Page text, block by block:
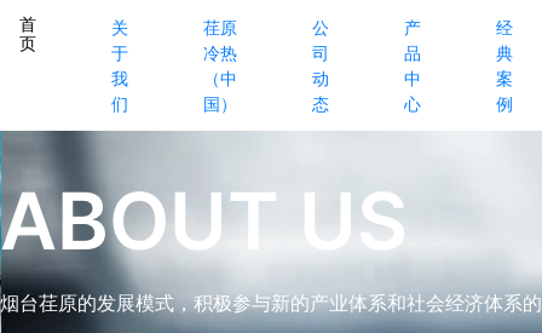
首
页
关
于
我
们
荏原
冷热
（中
国）
公
司
动
态
产
品
中
心
经
典
案
例
ABOUT US
烟台荏原的发展模式，积极参与新的产业体系和社会经济体系